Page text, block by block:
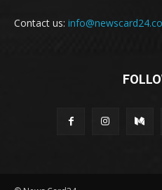
Contact us: